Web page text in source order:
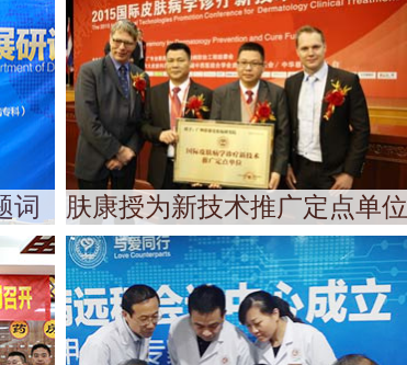
词 肤康授为新技术推广定点单位